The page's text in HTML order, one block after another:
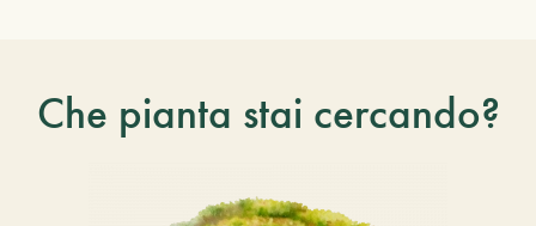
Che pianta stai cercando?